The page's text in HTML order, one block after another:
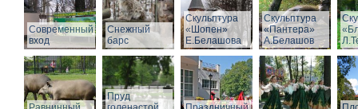
Современный
вход
Снежный
барс
Скульптура
«Шопен»
Е.Белашова
Скульптура
«Пантера»
А.Белашов
Пруд